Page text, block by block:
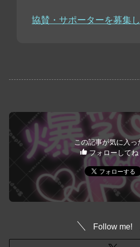
協賛・サポーターを募集
この記事が気に入っ
フォローしてね
Follow me!